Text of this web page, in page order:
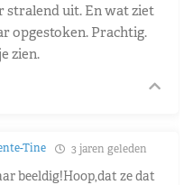
stralend uit. En wat ziet
opgestoken. Prachtig.
zien.
Tine 3 jaren geleden
beeldig!Hoop,dat ze dat